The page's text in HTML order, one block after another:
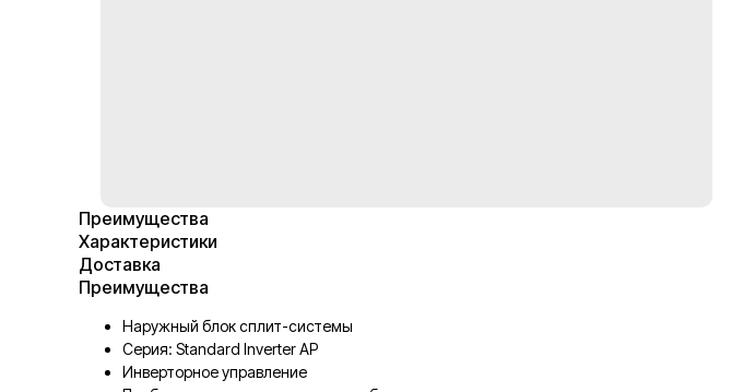
Преимущества
Характеристики
Доставка
Преимущества
Наружный блок сплит-системы
Серия: Standard Inverter AP
Инверторное управление